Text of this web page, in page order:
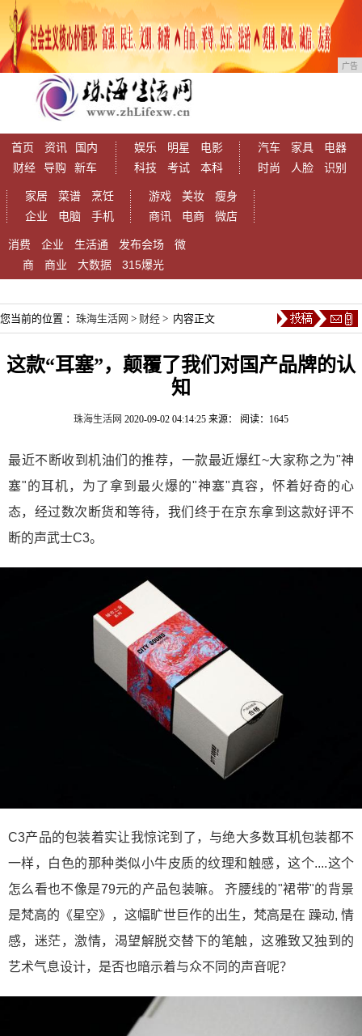
广告
首页 资讯
国内
财经
导购 新车
娱乐 明星
电影
科技
考试 本科
汽车 家具
电器
时尚
人脸 识别
家居 菜谱
烹饪
企业
电脑 手机
游戏 美妆
瘦身
商讯
电商 微店
消费 企业 生活通 发布会场
微
商
商业 大数据 315爆光
您当前的位置 ： 珠海生活网 > 财经 > 内容正文
这款“耳塞”，颠覆了我们对国产品牌的认
知
珠海生活网 2020-09-02 04:14:25 来源： 阅读：1645
最近不断收到机油们的推荐，一款最近爆红~大家称之为"神
塞"的耳机，为了拿到最火爆的"神塞"真容，怀着好奇的心
态，经过数次断货和等待，我们终于在京东拿到这款好评不
断的声武士C3。
C3产品的包装着实让我惊诧到了，与绝大多数耳机包装都不
一样，白色的那种类似小牛皮质的纹理和触感，这个....这个
怎么看也不像是79元的产品包装嘛。 齐腰线的"裙带"的背景
是梵高的《星空》，这幅旷世巨作的出生，梵高是在 躁动, 情
感，迷茫，激情，渴望解脱交替下的笔触，这雅致又独到的
艺术气息设计，是否也暗示着与众不同的声音呢？